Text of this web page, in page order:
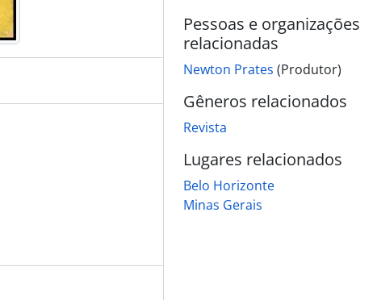
Pessoas e organizações
relacionadas
Newton Prates (Produtor)
Gêneros relacionados
Revista
Lugares relacionados
Belo Horizonte
Minas Gerais